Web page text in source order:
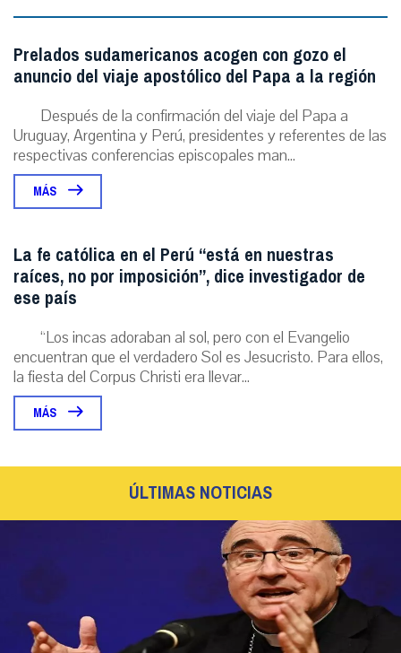
Prelados sudamericanos acogen con gozo el
anuncio del viaje apostólico del Papa a la región
Después de la confirmación del viaje del Papa a
Uruguay, Argentina y Perú, presidentes y referentes de las
respectivas conferencias episcopales man...
MÁS
La fe católica en el Perú “está en nuestras
raíces, no por imposición”, dice investigador de
ese país
“Los incas adoraban al sol, pero con el Evangelio
encuentran que el verdadero Sol es Jesucristo. Para ellos,
la fiesta del Corpus Christi era llevar...
MÁS
ÚLTIMAS NOTICIAS